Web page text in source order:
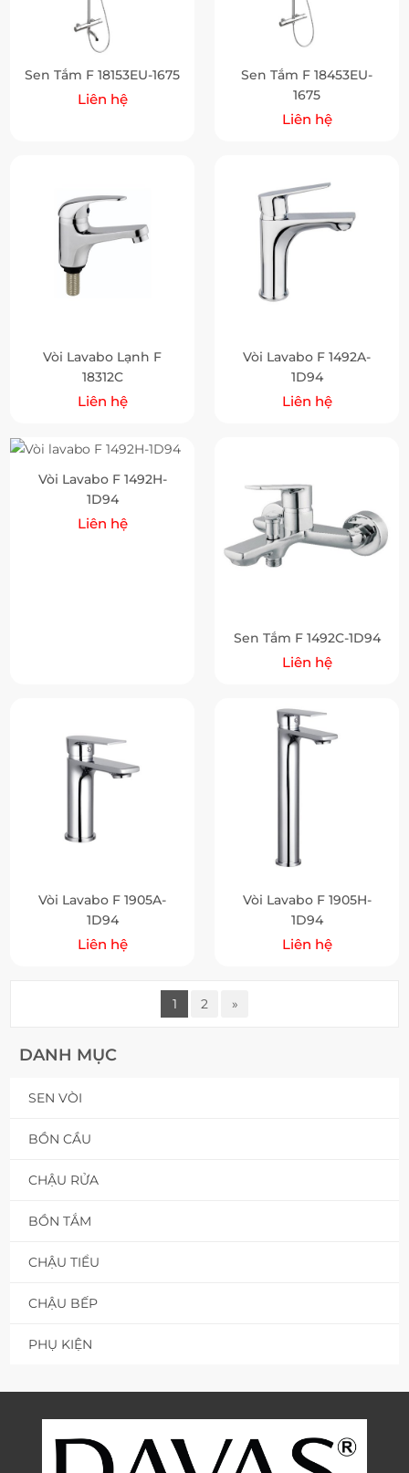
DANH MỤC
SEN VÒI
BỒN CẦU
CHẬU RỬA
BỒN TẮM
CHẬU TIỂU
CHẬU BẾP
PHỤ KIỆN
Sen Tắm F 18153EU-1675
Liên hệ
Sen Tắm F 18453EU-
1675
Liên hệ
Vòi Lavabo Lạnh F
18312C
Liên hệ
Vòi Lavabo F 1492A-
1D94
Liên hệ
Vòi Lavabo F 1492H-
1D94
Liên hệ
Sen Tắm F 1492C-1D94
Liên hệ
Vòi Lavabo F 1905A-
1D94
Liên hệ
Vòi Lavabo F 1905H-
1D94
Liên hệ
1 2 »